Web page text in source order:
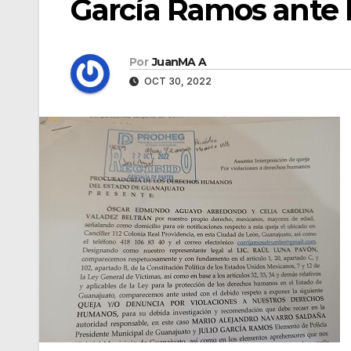
García Ramos
Por JuanMA A
OCT 30, 2022